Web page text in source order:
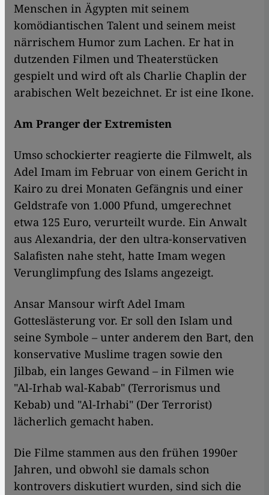
Menschen in Ägypten mit seinem
komödiantischen Talent und seinem meist
närrischem Humor zum Lachen. Er hat in
dutzenden Filmen und Theaterstücken
gespielt und wird oft als Charlie Chaplin der
arabischen Welt bezeichnet. Er ist eine Ikone.
Am Pranger der Extremisten
​​Umso schockierter reagierte die Filmwelt, als
Adel Imam im Februar von einem Gericht in
Kairo zu drei Monaten Gefängnis und einer
Geldstrafe von 1.000 Pfund, umgerechnet
etwa 125 Euro, verurteilt wurde. Ein Anwalt
aus Alexandria, der den ultra-konservativen
Salafisten nahe steht, hatte Imam wegen
Verunglimpfung des Islams angezeigt.
Ansar Mansour wirft Adel Imam
Gotteslästerung vor. Er soll den Islam und
seine Symbole – unter anderem den Bart, den
konservative Muslime tragen sowie den
Jilbab, ein langes Gewand – in Filmen wie
"Al-Irhab wal-Kabab" (Terrorismus und
Kebab) und "Al-Irhabi" (Der Terrorist)
lächerlich gemacht haben.
Die Filme stammen aus den frühen 1990er
Jahren, und obwohl sie damals schon
kontrovers diskutiert wurden, sind sich die